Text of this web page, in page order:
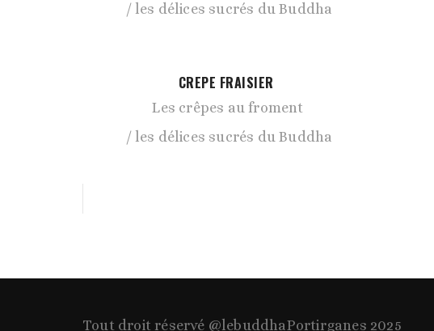
les délices sucrés du Buddha
CREPE FRAISIER
Les crêpes au froment
les délices sucrés du Buddha
Tout droit réservé @lebuddhaPortirganes 2025